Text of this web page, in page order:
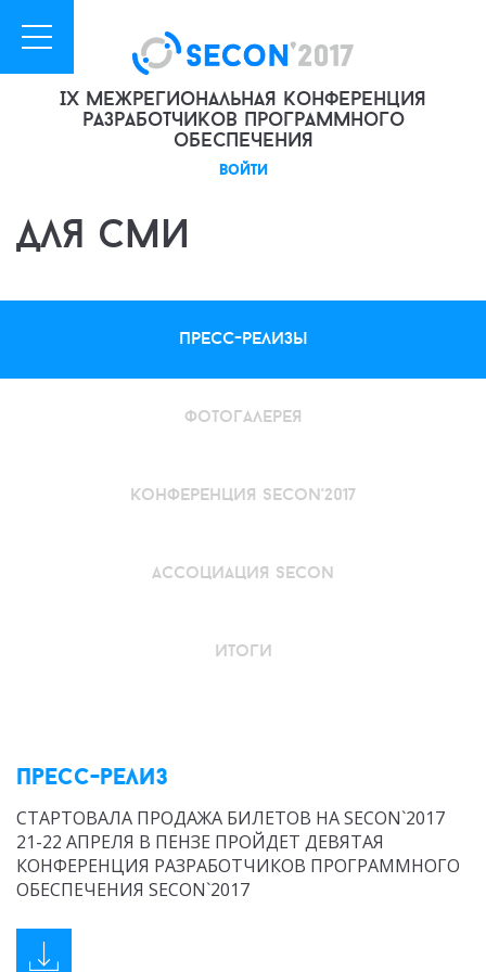
IX межрегиональная конференция
разработчиков программного
обеспечения
войти
для сми
пресс-релизы
фотогалерея
конференция secon'2017
ассоциация secon
итоги
Пресс-релиз
СТАРТОВАЛА ПРОДАЖА БИЛЕТОВ НА SECON`2017
21-22 АПРЕЛЯ В ПЕНЗЕ ПРОЙДЕТ ДЕВЯТАЯ
КОНФЕРЕНЦИЯ РАЗРАБОТЧИКОВ ПРОГРАММНОГО
ОБЕСПЕЧЕНИЯ SECON`2017